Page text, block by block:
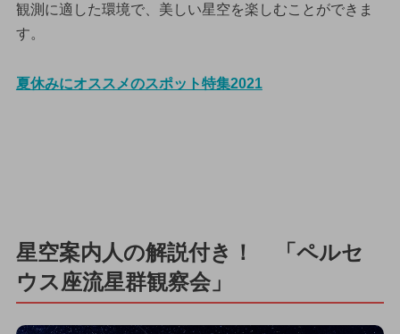
観測に適した環境で、美しい星空を楽しむことができま
す。
夏休みにオススメのスポット特集2021
星空案内人の解説付き！ 「ペルセ
ウス座流星群観察会」